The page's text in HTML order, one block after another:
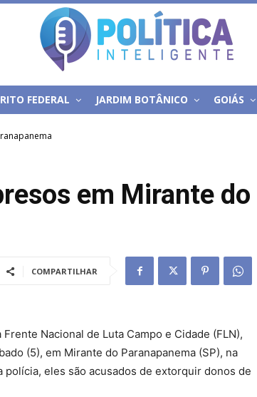
FEDERAL JARDIM BOTÂNICO GOIÁS
em Mirante do
COMPARTILHAR
Nacional de Luta Campo e Cidade (FLN),
(5), em Mirante do Paranapanema (SP), na
eles são acusados de extorquir donos de